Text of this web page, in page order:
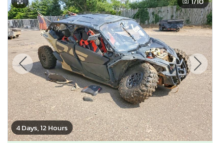
4 Days, 12 Hours